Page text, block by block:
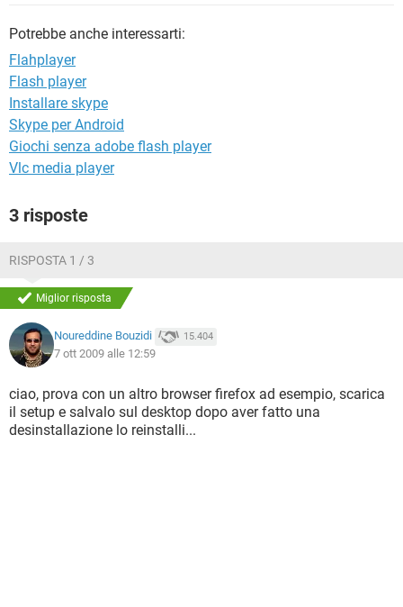
Potrebbe anche interessarti:
Flahplayer
Flash player
Installare skype
Skype per Android
Giochi senza adobe flash player
Vlc media player
3 risposte
RISPOSTA 1 / 3
Miglior risposta
Noureddine Bouzidi 15.404
7 ott 2009 alle 12:59
ciao, prova con un altro browser firefox ad esempio, scarica
il setup e salvalo sul desktop dopo aver fatto una
desinstallazione lo reinstalli...